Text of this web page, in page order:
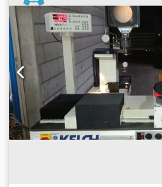
Optionen: Digitale Anzeige -
600mm x 800mm (l x b x h) -
Transportpakete [Stk.]: 1
Mehrwertsteuer: Der
Mehrwertsteuer
Mehrwertsteuer abzugsfähig
und Inzahlungnahme
Industriebereich Lukas van